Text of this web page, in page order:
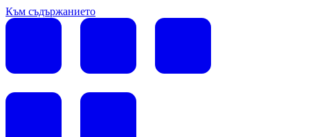
Към съдържанието